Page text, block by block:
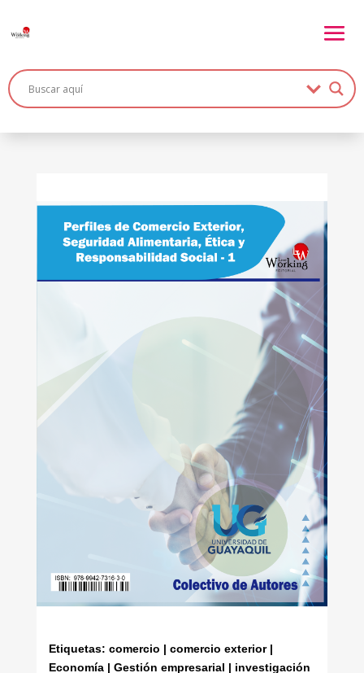
Etiquetas: comercio | comercio exterior |
Economía | Gestión empresarial | investigación